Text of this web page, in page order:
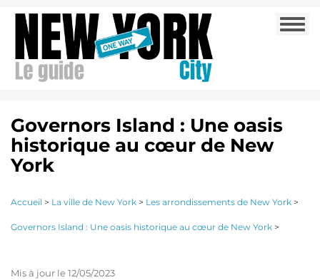
Aller
contenu
principal
Governors Island : Une oasis
historique au cœur de New
York
Accueil > La ville de New York > Les arrondissements de New York >
Governors Island : Une oasis historique au cœur de New York >
Mis à jour le 12/05/2023